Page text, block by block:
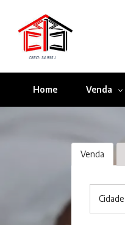
Home Venda
Venda
Cidade